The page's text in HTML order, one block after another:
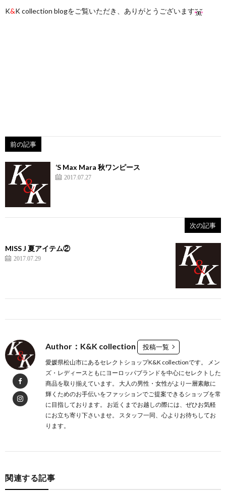
K&K collection blogをご覧いただき、ありがとうございます
前の記事
‘S Max Mara 秋ワンピース
2017.07.27
次の記事
MISS J 夏アイテム②
2017.07.29
Author：K&K collection 投稿一覧
愛媛県松山市にあるセレクトショップK&K collectionです。 メン
ズ・レディースともにヨーロッパブランドを中心にセレクトした
商品を取り揃えています。 大人の男性・女性がより一層素敵に
輝くためのお手伝いをファッションでご提案できるショップを常
に目指しております。 お近くまでお越しの際には、ぜひお気軽
にお立ち寄り下さいませ。 スタッフ一同、心よりお待ちしてお
ります。
関連する記事